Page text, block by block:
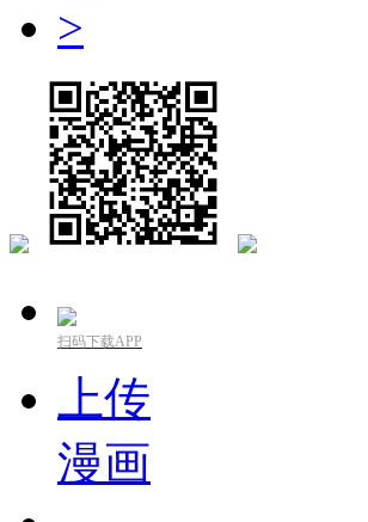
>
扫码下载APP
上传
漫画